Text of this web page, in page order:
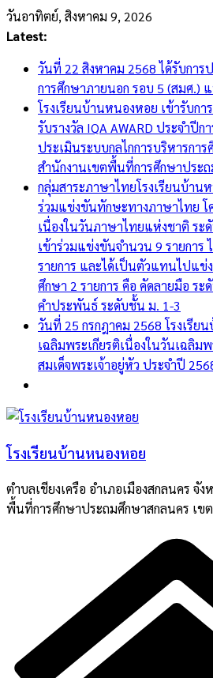
Skip
to
วันอาทิตย์, สิงหาคม 9, 2026
Latest:
วันที่ 22 สิงหาคม 2568 ได้รับกา
การศึกษาภายนอก รอบ 5 (สมศ.)
โรงเรียนบ้านหนองหอย เข้ารับก
รับรางวัล IQA AWARD ประจำปี
ประเมินระบบกลไกการบริหารกา
สำนักงานเขตพื้นที่การศึกษาประ
กลุ่มสาระภาษาไทยโรงเรียนบ้าน
ร่วมแข่งขันทักษะทางภาษาไทย โ
เนื่องในวันภาษาไทยแห่งชาติ ระ
เข้าร่วมแข่งขันจำนวน 9 รายการ
รายการ และได้เป็นตัวแทนไปแข่
ศึกษา 2 รายการ คือ คัดลายมือ ร
คำประพันธ์ ระดับชั้น ม. 1-3
วันที่ 25 กรกฎาคม 2568 โรงเรีย
เฉลิมพระเกียรติเนื่องในวันเฉลิ
สมเด็จพระเจ้าอยู่หัว ประจำปี
โรงเรียนบ้านหนองหอย
ตำบลเชียงเครือ อำเภอเมืองสกลนคร จั
พื้นที่การศึกษาประถมศึกษาสกลนคร เข